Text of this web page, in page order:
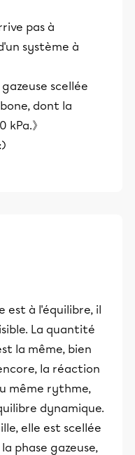
pas à
système à
scellée
dont la
》
est à l'équilibre, il
La quantité
la même, bien
la réaction
même rythme,
dynamique.
elle est scellée
phase gazeuse,